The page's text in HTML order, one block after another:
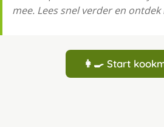
mee. Lees snel verder en
👩‍🍳 Start